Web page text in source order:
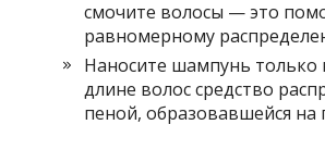
смочите волосы — это
равномерному
Наносите шампунь только
длине волос средство
пеной, образовавшейся на